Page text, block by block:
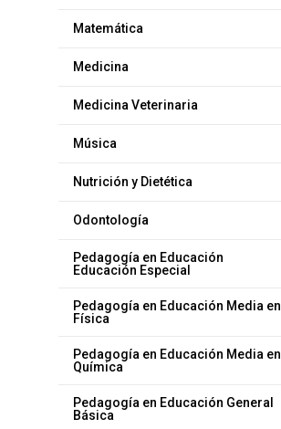
Matemática
Medicina
Medicina Veterinaria
Música
Nutrición y Dietética
Odontología
Pedagogía en Educación
Educación Especial
Pedagogía en Educación Media en
Física
Pedagogía en Educación Media en
Química
Pedagogía en Educación General
Básica